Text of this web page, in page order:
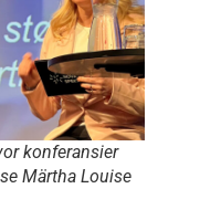
konferansier
Märtha Louise